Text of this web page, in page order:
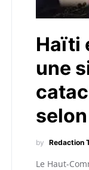
Haïti
une
selon
by Redaction
Le Haut-